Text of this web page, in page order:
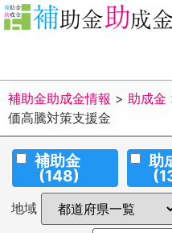
補助金助成金情報 > 助成金
価高騰対策支援金
補助金
(148)
助
地域